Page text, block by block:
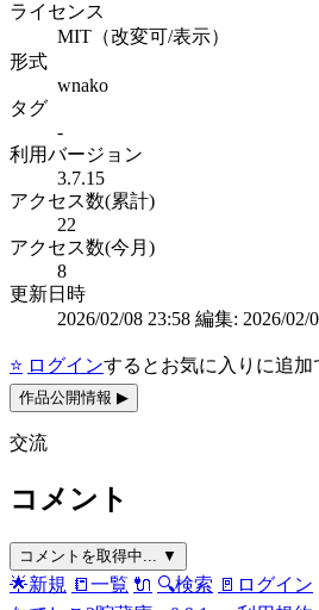
ライセンス
MIT（改変可/表示）
形式
wnako
タグ
-
利用バージョン
3.7.15
アクセス数(累計)
22
アクセス数(今月)
8
更新日時
2026/02/08 23:58 編集: 2026/02/
⭐ ログインするとお気に入りに追加
作品公開情報 ▶
交流
コメント
コメントを取得中... ▼
🌟新規 📒一覧 🔌 🔍検索 🚪ログイン